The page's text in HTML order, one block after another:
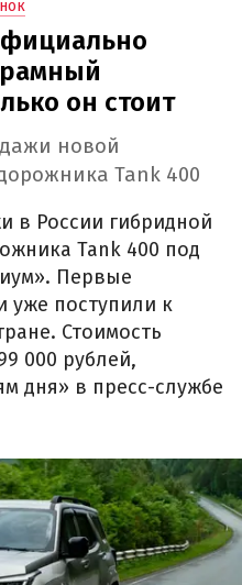
он стоит
новой
Tank 400
в России гибридной
Tank 400 под
Первые
уже поступили к
Стоимость
000 рублей,
дня» в пресс-службе